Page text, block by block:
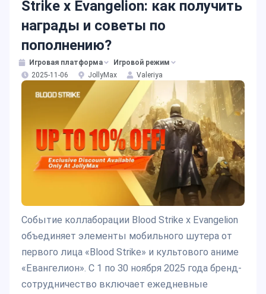
Strike x Evangelion: как получить
награды и советы по
пополнению?
Игровая платформа
Игровой режим
2025-11-06
JollyMax Valeriya
Событие коллаборации Blood Strike x Evangelion
объединяет элементы мобильного шутера от
первого лица «Blood Strike» и культового аниме
«Евангелион». С 1 по 30 ноября 2025 года бренд-
сотрудничество включает ежедневные